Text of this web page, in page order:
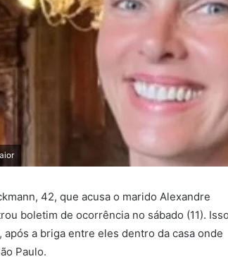
42, que acusa o marido Alexandre
boletim de ocorrência no sábado (11). Isso
a briga entre eles dentro da casa onde
Paulo.